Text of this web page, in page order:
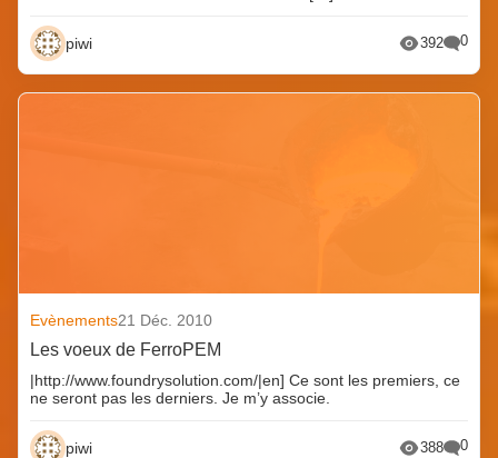
piwi 392 0
Evènements21 Déc. 2010
Les voeux de FerroPEM
|http://www.foundrysolution.com/|en] Ce sont les premiers, ce
ne seront pas les derniers. Je m’y associe.
piwi 388 0